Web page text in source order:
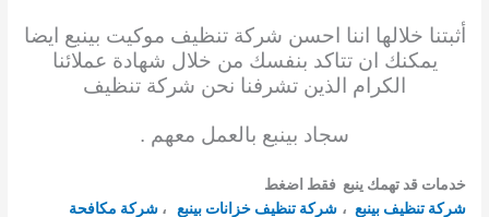
أثبتنا خلالها اننا احسن شركة تنظيف موكيت بينبع ايضا
يمكنك ان تتاكد بنفسك من خلال شهادة عملائنا
الكرام
الذين تشرفنا نحن شركة تنظيف
سجاد بينبع بالعمل معهم .
خدمات قد تهمك ينبع فقط اضغط
شركة تنظيف بينبع ، شركة تنظيف خزانات بينبع ، شركة مكافحة